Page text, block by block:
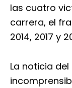
las cuatro
carrera, el
2014, 2017 y
La noticia